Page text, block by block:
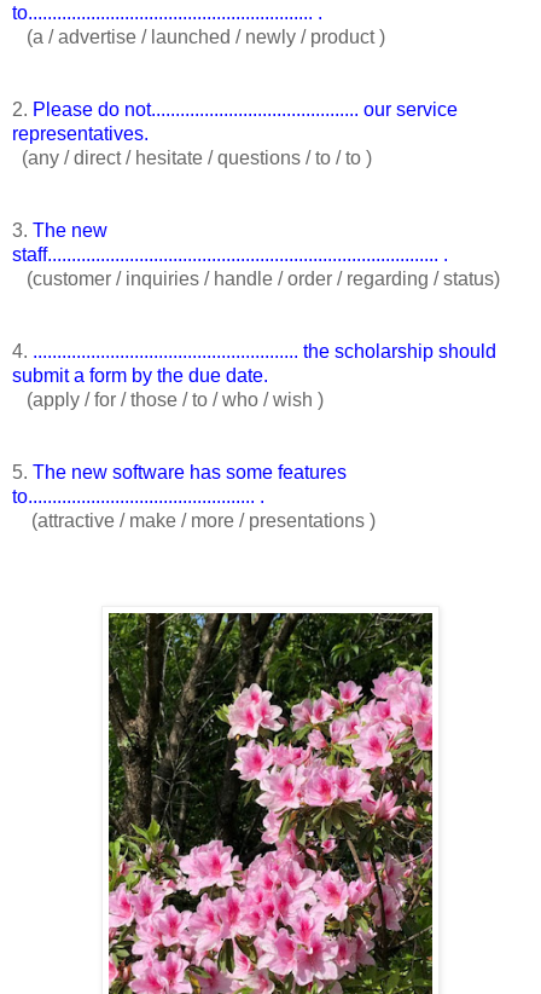
to........................................................... .
(a / advertise / launched / newly / product )
2. Please do not........................................... our service
representatives.
(any / direct / hesitate / questions / to / to )
3. The new
staff................................................................................. .
(customer / inquiries / handle / order / regarding / status)
4. ....................................................... the scholarship should
submit a form by the due date.
(apply / for / those / to / who / wish )
5. The new software has some features
to............................................... .
(attractive / make / more / presentations )